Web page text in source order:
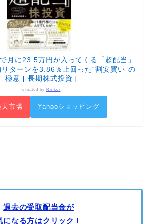
月に23.5万円が入ってくる「超配当」
ターンを3.86％上回った“割安買い”の
極意 [ 長期株式投資 ]
created by Rinker
天市場 Yahooショッピング
過去の受取配当金が
になる方はクリック！